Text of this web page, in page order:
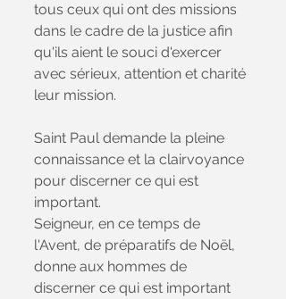
tous ceux qui ont des missions
dans le cadre de la justice afin
qu'ils aient le souci d'exercer
avec sérieux, attention et charité
leur mission.
Saint Paul demande la pleine
connaissance et la clairvoyance
pour discerner ce qui est
important.
Seigneur, en ce temps de
l'Avent, de préparatifs de Noël,
donne aux hommes de
discerner ce qui est important